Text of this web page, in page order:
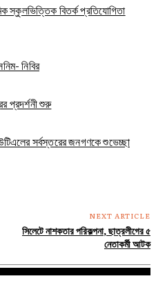
স্কুলভিত্তিক বিতর্ক প্রতিযোগিতা
নিবির
প্রদর্শনী শুরু
সর্বস্তরের জনগণকে শুভেচ্ছা
NEXT ARTICLE
সিলেটে নাশকতার পরিকল্পনা, ছাত্রলীগের ৫
নেতাকর্মী আটক